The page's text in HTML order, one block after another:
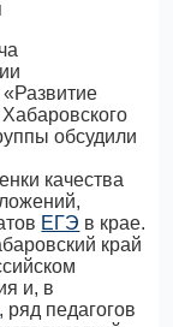
обсудили
качества
ЕГЭ в крае.
край
и, в
, ряд педагогов